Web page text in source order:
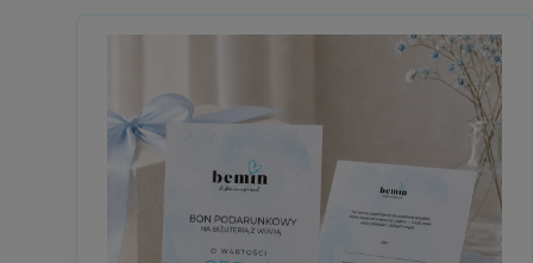
To zaproszenie do odnalezienia własnego przesłania.
Do wyboru biżuterii, która będzie przypominać o wierze,
Bon podarunkowy – prezent, który daje wybór
Bon podarunkowy do sklepu Bemin pozwala wykorzystać
różańca, naszyjnik, pierścionek różaniec lub inny produkt z
To idealne rozwiązanie, gdy: